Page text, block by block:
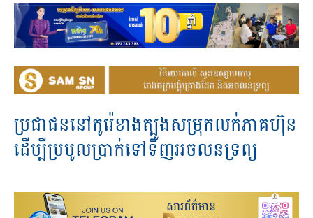
ប្រជាជន​នៅ​កូរ៉េ​ខាងត្បូង​សម្រុក​លក់​​ភាគ​ហ៊ុន​
ដើម្បី​ប្រមូល​ប្រាក់​ទៅ​ទិញ​អចលនទ្រព្យ​